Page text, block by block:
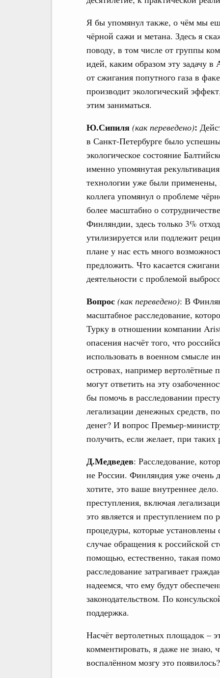
Я бы упомянул также, о чём мы
чёрной сажи и метана. Здесь я
поводу, в том числе от группы
идей, каким образом эту задачу
от сжигания попутного газа в
производит экологический
этим заниматься.
Ю.Сипиля (как переведено):
в Санкт-Петербурге было
экологическое состояние
именно упомянутая
технологии уже были
коллега упомянул о проблеме
более масштабно о
Финляндии, здесь только 3%
утилизируется или подлежит
плане у нас есть много
предложить. Что касается
деятельности с проблемой
Вопрос (как переведено): В
масштабное расследование,
Турку в отношении компании
опасения насчёт того, что
использовать в военном смысле
островах, например вертолётные
могут ответить на эту
бы помочь в расследовании
легализации денежных средств,
денег? И вопрос Премьер-
получить, если желает, при таких
Д.Медведев: Расследование,
не России. Финляндия уже очень
хотите, это ваше внутреннее
преступления, включая
это является и преступлением по
процедуры, которые
случае обращения к российской
помощью, естественно, такая
расследование затрагивает
надеемся, что ему будут
законодательством. По
поддержка.
Насчёт вертолетных площадок –
комментировать, я даже не знаю,
воспалённом мозгу это появилось?